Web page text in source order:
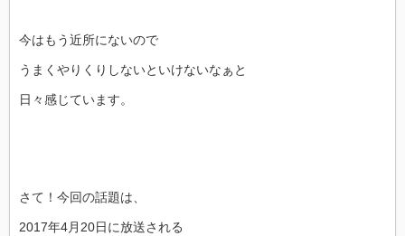
今はもう近所にないので
うまくやりくりしないといけないなぁと
日々感じています。
さて！今回の話題は、
2017年4月20日に放送される